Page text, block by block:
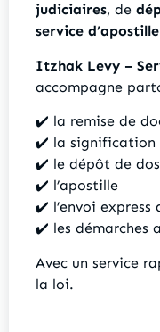
judiciaires, de
service
Itzhak Levy –
accompagne
✔️ la remise de
✔️ la signification
✔️ le dépôt de
✔️ l’apostille
✔️ l’envoi express
✔️ les démarches
Avec un service
la loi.